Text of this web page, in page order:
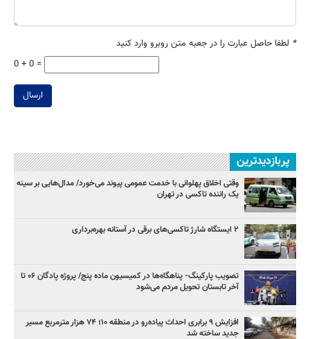
* لطفا حاصل عبارت را در جعبه متن روبرو وارد کنید
0 + 0 =
ارسال
پربازدیدترین
وقتی اخلاق پهلوانی با خدمت عمومی پیوند می‌خورد/ مدال‌هایی بر سینه
یک راننده تاکسی در تهران
۲ ایستگاه شارژ تاکسی‌های برقی در آستانه بهره‌برداری
تصویب پارکینگ- پناهگاه‌ها در کمیسیون ماده پنج/ پروژه پادگان ۰۶ تا
آخر تابستان تحویل مردم می‌شود
افزایش ۹ برابری احداث پیاده‌رو در منطقه ۱۰؛ ۷۴ هزار مترمربع مسیر
جدید ساخته شد